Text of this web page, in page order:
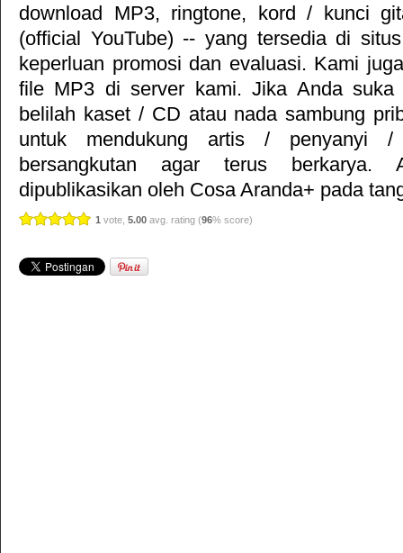
download MP3, ringtone, kord / kunci
(official YouTube) -- yang tersedia di
keperluan promosi dan evaluasi. Kami
file MP3 di server kami. Jika Anda
belilah kaset / CD atau nada sambung
untuk mendukung artis / penyanyi
bersangkutan agar terus berkarya.
dipublikasikan oleh Cosa Aranda+ pada
1 vote, 5.00 avg. rating (96% score)